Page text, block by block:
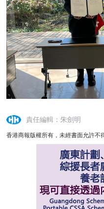
責任編輯：朱劍明
香港商報版權所有，未經書面允許不